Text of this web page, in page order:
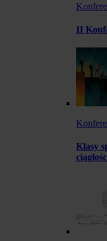
II
Klasy